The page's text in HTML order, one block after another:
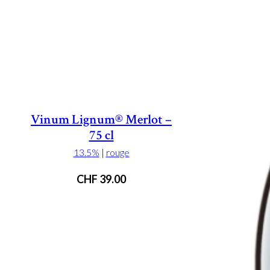
Vinum Lignum® Merlot –
75 cl
13.5% | rouge
CHF 39.00